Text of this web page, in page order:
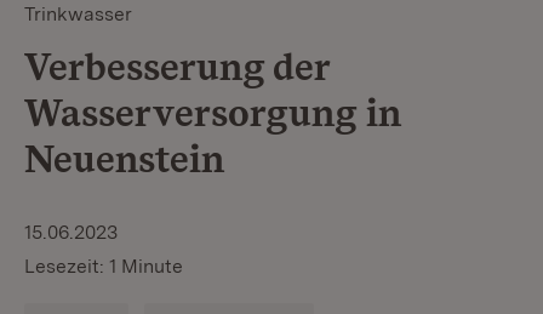
Trinkwasser
Verbesserung der
Wasserversorgung in
Neuenstein
15.06.2023
Lesezeit: 1 Minute